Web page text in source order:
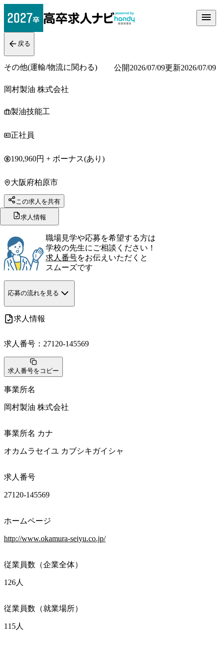
戻る
その他(運輸/物流に関わる) 公開2026/07/09更新2026/07/09
岡村製油 株式会社
製油技能工
正社員
190,960円 + ボーナス(あり)
大阪府柏原市
この求人を共有
求人情報
職場見学や応募を希望する方は
学校の先生にご相談ください！
求人番号をお伝えいただくと
スムーズです
応募の流れを見る
求人情報
求人番号： 27120-145569
求人番号をコピー
事業所名
岡村製油 株式会社
事業所名 カナ
オカムラセイユ カブシキガイシャ
求人番号
27120-145569
ホームページ
http://www.okamura-seiyu.co.jp/
従業員数（企業全体）
126人
従業員数（就業場所）
115人